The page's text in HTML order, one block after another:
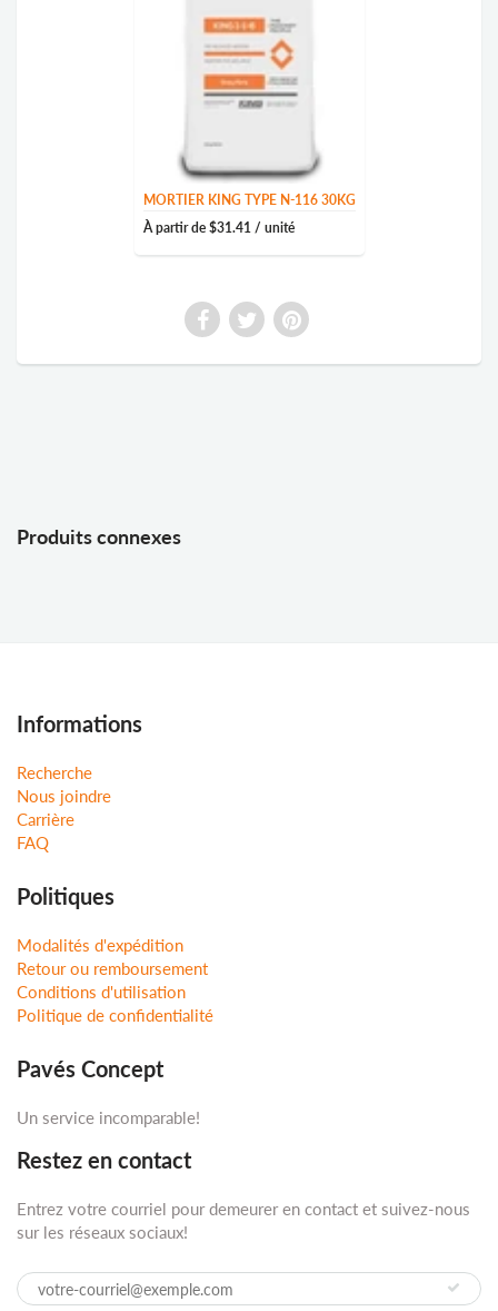
MORTIER KING TYPE N-116 30KG
À partir de $31.41/ unité
Produits connexes
Informations
Recherche
Nous joindre
Carrière
FAQ
Politiques
Modalités d'expédition
Retour ou remboursement
Conditions d'utilisation
Politique de confidentialité
Pavés Concept
Un service incomparable!
Restez en contact
Entrez votre courriel pour demeurer en contact et suivez-nous
sur les réseaux sociaux!